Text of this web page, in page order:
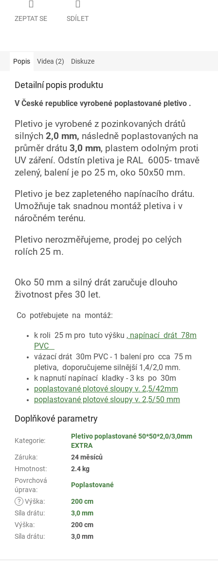
ZEPTAT SE SDÍLET
Popis Videa (2) Diskuze
Detailní popis produktu
V České republice vyrobené poplastované pletivo .
Pletivo je vyrobené z pozinkovaných drátů
silných 2,0 mm, následně poplastovaných na
průměr drátu 3,0 mm, plastem odolným proti
UV záření. Odstín pletiva je RAL 6005- tmavě
zelený, balení je po 25 m, oko 50x50 mm.
Pletivo je bez zapleteného napínacího drátu.
Umožňuje tak snadnou montáž pletiva i v
náročném terénu.
Pletivo nerozměřujeme, prodej po celých
rolích 25 m.
Oko 50 mm a silný drát zaručuje dlouho
životnost přes 30 let.
Co potřebujete na montáž:
k roli 25 m pro tuto výšku , napínací drát 78m
PVC
vázací drát 30m PVC - 1 balení pro cca 75 m
pletiva, doporučujeme silnější 1,4/2,0 mm.
k napnutí napínací kladky - 3 ks po 30m
poplastované plotové sloupy v. 2,5/42mm
poplastované plotové sloupy v. 2,5/50 mm
Doplňkové parametry
Kategorie:
Pletivo poplastované 50*50*2,0/3,0mm
EXTRA
Záruka:
24 měsíců
Hmotnost:
2.4 kg
Povrchová
úprava:
Poplastované
? Výška:
200 cm
Síla drátu:
3,0 mm
Výška:
200 cm
Síla drátu: 3,0 mm